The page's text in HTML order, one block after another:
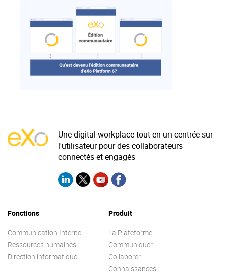
La Plateforme
Pourquoi eXo
Internationalisation
Mobile
No code
Architecture
Sécurité
Open source
A propos d’eXo
Centre de ressources
Contactez-nous
Essayez eXo
Une digital workplace tout-en-un centrée sur
l'utilisateur pour des collaborateurs
connectés et engagés
Fonctions
Communication Interne
Ressources humaines
Direction informatique
Produit
La Plateforme
Communiquer
Collaborer
Connaissances